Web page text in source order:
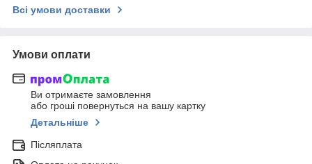
Всі умови доставки
Умови оплати
Ви отримаєте замовлення
або гроші повернуться на вашу картку
Детальніше
Післяплата